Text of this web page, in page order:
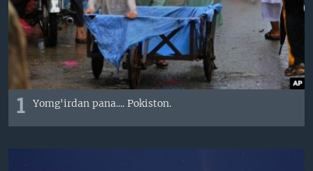
TWITTER
SOUNDCLOUD
VOA
1 Yomg'irdan pana.... Pokiston.